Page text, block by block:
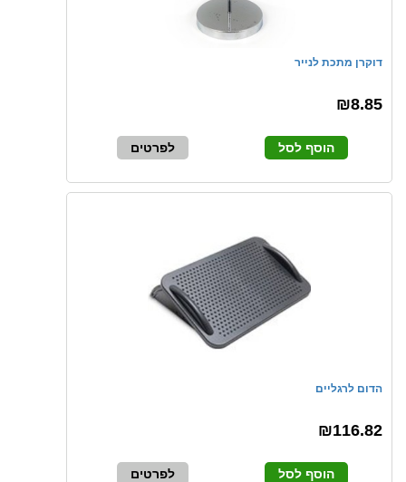
דוקרן מתכת לנייר
₪8.85
הוסף לסל לפרטים
הדום לרגליים
₪116.82
הוסף לסל לפרטים